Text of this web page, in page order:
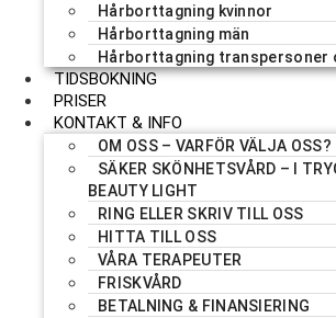
Hårborttagning kvinnor
Hårborttagning män
Hårborttagning transpersoner
TIDSBOKNING
PRISER
KONTAKT & INFO
OM OSS – VARFÖR VÄLJA OSS?
SÄKER SKÖNHETSVÅRD – I
BEAUTY LIGHT
RING ELLER SKRIV TILL OSS
HITTA TILL OSS
VÅRA TERAPEUTER
FRISKVÅRD
BETALNING & FINANSIERING